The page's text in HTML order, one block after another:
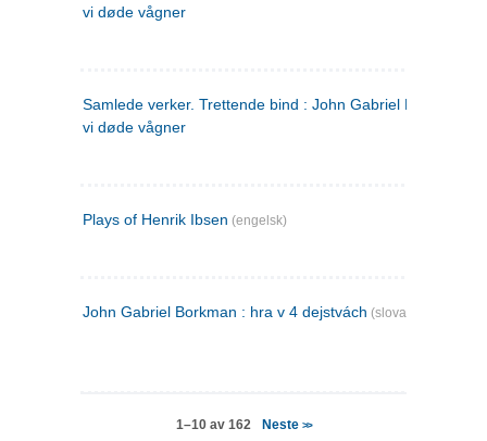
vi døde vågner
Samlede verker. Trettende bind : John Gabriel Borkman ;
vi døde vågner
Plays of Henrik Ibsen (engelsk)
John Gabriel Borkman : hra v 4 dejstvách (slovakisk)
1–10 av 162 Neste >>